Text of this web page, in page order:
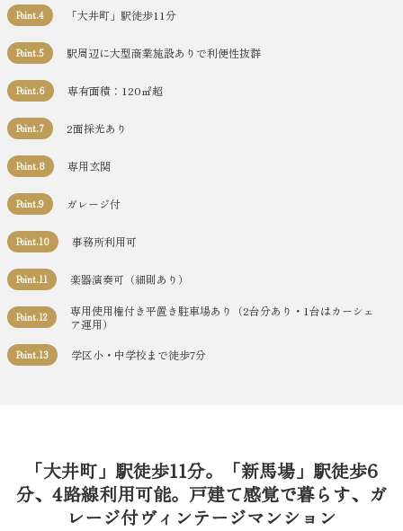
Point.4 「大井町」駅徒歩11分
Point.5 駅周辺に大型商業施設ありで利便性抜群
Point.6 専有面積：120㎡超
Point.7 2面採光あり
Point.8 専用玄関
Point.9 ガレージ付
Point.10 事務所利用可
Point.11 楽器演奏可（細則あり）
Point.12
専用使用権付き平置き駐車場あり（2台分あり・1台はカーシェ
ア運用）
Point.13 学区小・中学校まで徒歩7分
「大井町」駅徒歩11分。「新馬場」駅徒歩6
分、4路線利用可能。戸建て感覚で暮らす、ガ
レージ付ヴィンテージマンション